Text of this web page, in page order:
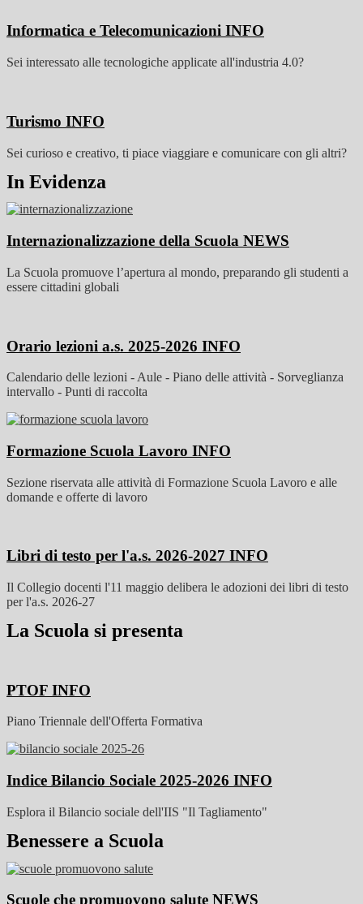
Informatica e Telecomunicazioni INFO
Sei interessato alle tecnologiche applicate all'industria 4.0?
Turismo INFO
Sei curioso e creativo, ti piace viaggiare e comunicare con gli altri?
In Evidenza
Internazionalizzazione della Scuola NEWS
La Scuola promuove l’apertura al mondo, preparando gli studenti a
essere cittadini globali
Orario lezioni a.s. 2025-2026 INFO
Calendario delle lezioni - Aule - Piano delle attività - Sorveglianza
intervallo - Punti di raccolta
Formazione Scuola Lavoro INFO
Sezione riservata alle attività di Formazione Scuola Lavoro e alle
domande e offerte di lavoro
Libri di testo per l'a.s. 2026-2027 INFO
Il Collegio docenti l'11 maggio delibera le adozioni dei libri di testo
per l'a.s. 2026-27
La Scuola si presenta
PTOF INFO
Piano Triennale dell'Offerta Formativa
Indice Bilancio Sociale 2025-2026 INFO
Esplora il Bilancio sociale dell'IIS "Il Tagliamento"
Benessere a Scuola
Scuole che promuovono salute NEWS